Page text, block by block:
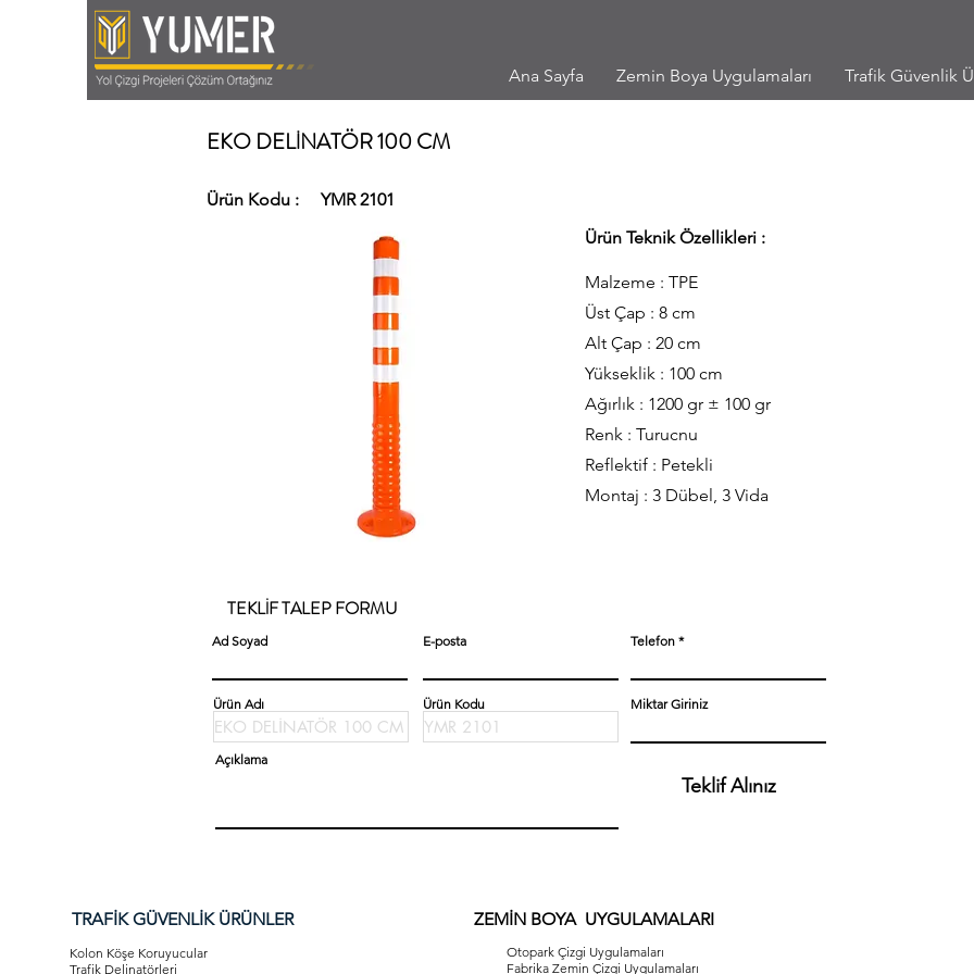
Ana Sayfa Zemin Boya Uygulamaları Trafik Güvenlik
EKO DELİNATÖR 100 CM
Ürün Kodu :
YMR 2101
Ürün Teknik Özellikleri :
Malzeme : TPE
Üst Çap : 8 cm
Alt Çap : 20 cm
Yükseklik : 100 cm
Ağırlık : 1200 gr ± 100 gr
Renk : Turucnu
Reflektif : Petekli
Montaj : 3 Dübel, 3 Vida
TEKLİF TALEP FORMU
Ad Soyad E-posta Telefon
Ürün Adı Ürün Kodu Miktar Giriniz
Açıklama
Teklif Alınız
TRAFİK GÜVENLİK ÜRÜNLER
Kolon Köşe Koruyucular
Trafik Delinatörleri
Otopark Çizgi Uygulamaları
Fabrika Zemin Çizgi Uygulamaları
ZEMİN BOYA UYGULAMALARI